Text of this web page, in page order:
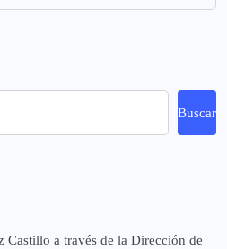
Buscar
a través de la Dirección de